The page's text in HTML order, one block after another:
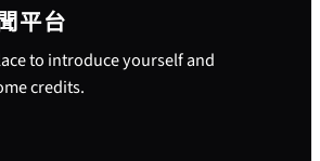
平台
to introduce yourself and
credits.